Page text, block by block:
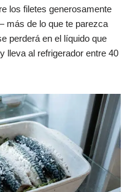
los filetes generosamente
más de lo que te parezca
perderá en el líquido que
lleva al refrigerador entre 40